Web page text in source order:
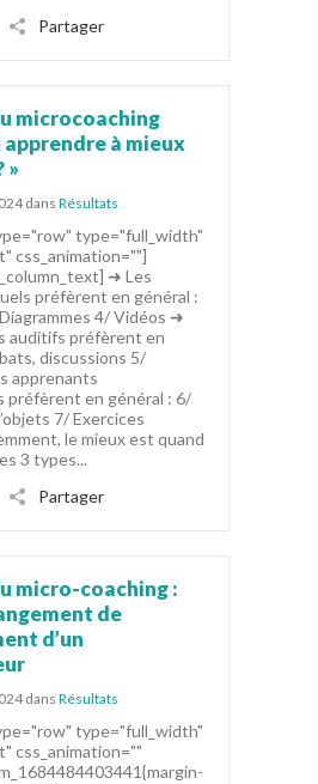
Partager
microcoaching
apprendre à mieux
»
dans Résultats
type="full_width"
css_animation=""]
➜ Les
préfèrent en général :
4/ Vidéos ➜
auditifs préfèrent en
discussions 5/
apprenants
préfèrent en général : 6/
7/ Exercices
le mieux est quand
3 types...
Partager
micro-coaching :
de
d’un
dans Résultats
type="full_width"
css_animation=""